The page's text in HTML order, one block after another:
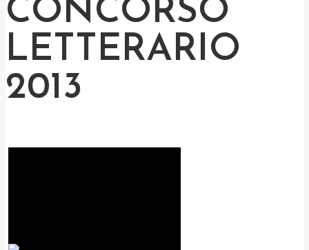
CONCORSO
LETTERARIO
2013